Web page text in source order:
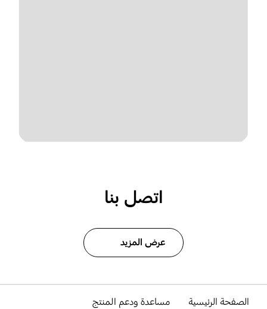
اتصل بنا
عرض المزيد
الصفحة الرئيسية
مساعدة ودعم المنتج